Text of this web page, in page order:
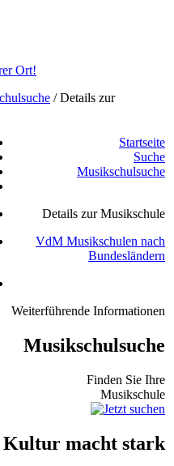
Ort!
/Details zur
Startseite
Suche
Musikschulsuche
Details zur Musikschule
VdM Musikschulen nach
Bundesländern
Weiterführende Informationen
Musikschulsuche
Finden Sie Ihre
Musikschule
Kultur macht stark